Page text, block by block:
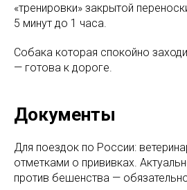
«тренировки» закрытой
5 минут до 1 часа.
Собака которая спокойно
— готова к дороге.
Документы
Для поездок по России:
отметками о прививках.
против бешенства —